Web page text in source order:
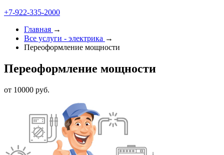
+7-922-335-2000
Главная →
Все услуги - электрика →
Переоформление мощности
Переоформление мощности
от 10000 руб.